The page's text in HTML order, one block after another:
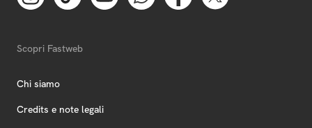
Scopri Fastweb
Chi siamo
Credits e note legali